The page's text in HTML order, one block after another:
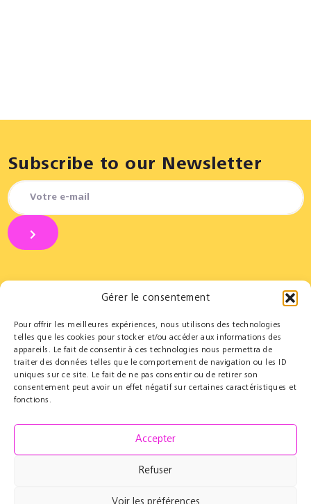
Gérer le consentement
Pour offrir les meilleures expériences, nous utilisons des technologies
telles que les cookies pour stocker et/ou accéder aux informations des
appareils. Le fait de consentir à ces technologies nous permettra de
traiter des données telles que le comportement de navigation ou les ID
uniques sur ce site. Le fait de ne pas consentir ou de retirer son
consentement peut avoir un effet négatif sur certaines caractéristiques et
fonctions.
Accepter
Refuser
Voir les préférences
Subscribe to our Newsletter
Partners
Le Cercle des Mécènes
Supporting us
Educational
Educational residencies
t@lenschool
Health & music
Resources
Contact